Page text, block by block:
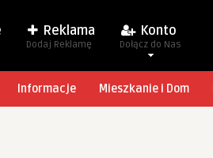
Reklama
Dodaj Reklamę
Konto
Dołącz do Nas
Informacje Mieszkanie i Dom